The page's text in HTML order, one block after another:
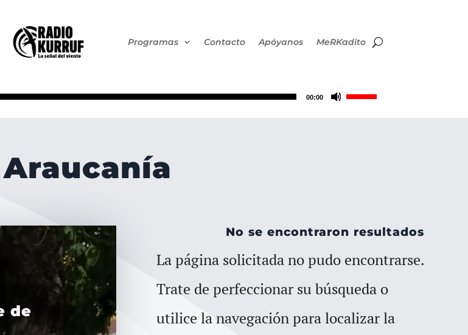
Programas Contacto Apóyanos MeRKadito
00:00
Utiliza
aumentar
de
No se encontraron resultados
La página solicitada no pudo encontrarse.
Trate de perfeccionar su búsqueda o
utilice la navegación para localizar la